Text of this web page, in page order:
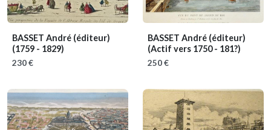
BASSET André (éditeur)
(1759 - 1829)
230 €
BASSET André (éditeur)
(Actif vers 1750 - 181?)
250 €